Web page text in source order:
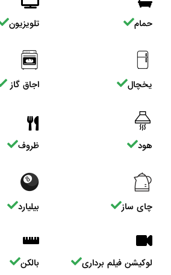
حمام تلویزیون
یخچال اجاق گاز
هود ظروف
چای ساز بیلیارد
لوکیشن فیلم برداری بالکن